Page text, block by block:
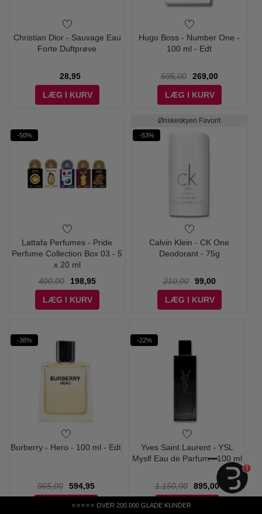
⭐⭐⭐⭐⭐ OVER 200.000 GLADE KUNDER
Christian Dior - Sauvage Eau
Forte Duftprøve
28,95
LÆG I KURV
Hugo Boss - Number One -
100 ml - Edt
595,00
269,00
LÆG I KURV
-50%
Lattafa Perfumes - Pride
Perfume Collection Box 03 - 5
x 20 ml
400,00
198,95
LÆG I KURV
Ønskeskyen Favorit
-53%
Calvin Klein - CK One
Deodorant - 75g
210,00
99,00
LÆG I KURV
-38%
Burberry - Hero - 100 ml - Edt
965,00
594,95
LÆG I KURV
-22%
Yves Saint Laurent - YSL
Myslf Eau de Parfum - 100 ml
1.150,00
895,00
LÆG I KURV
1